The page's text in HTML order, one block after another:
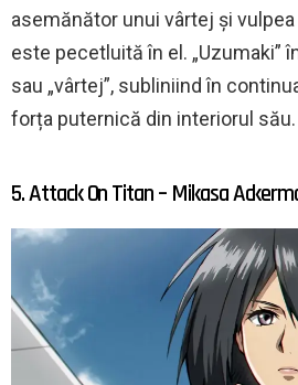
asemănător unui vârtej și
este pecetluită în el. „Uzumaki”
sau „vârtej”, subliniind în
forța puternică din interiorul său.
5. Attack On Titan – Mikasa